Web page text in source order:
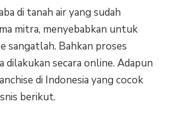
di tanah air yang sudah
mitra, menyebabkan untuk
sangatlah. Bahkan proses
dilakukan secara online. Adapun
di Indonesia yang cocok
berikut.